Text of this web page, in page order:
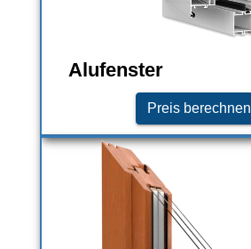
Alufenster
Preis berechnen